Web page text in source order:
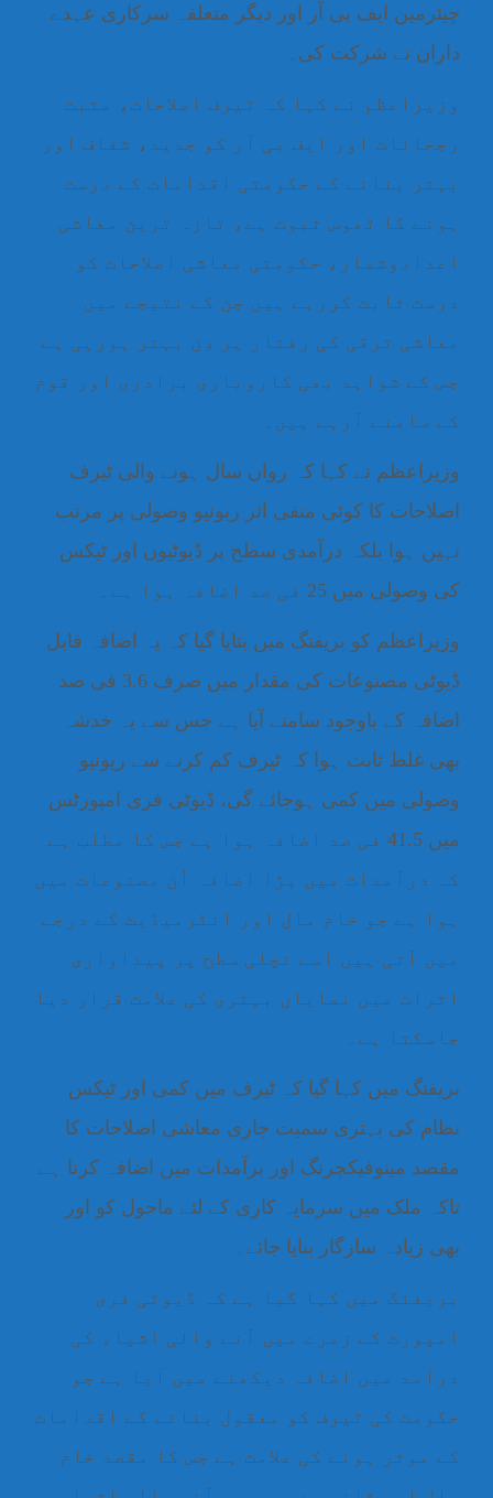
چیئرمین ایف بی آر اور دیگر متعلقہ سرکاری عہدے
داران نے شرکت کی۔
وزیراعظم نے کہا کہ ٹیرف اصلاحات، مثبت
رجحانات اور ایف بی آر کو جدید، شفاف اور
بہتر بنانے کے حکومتی اقدامات کے درست
ہونے کا ٹھوس ثبوت ہے، تازہ ترین معاشی
اعدادوشمار، حکومتی معاشی اصلاحات کو
درست ثابت کررہے ہیں جن کے نتیجے میں
معاشی ترقی کی رفتار ہر دِن بہتر ہورہی ہے
جس کے شواہد بھی کاروباری برادری اور قوم
کے سامنے آرہے ہیں۔
وزیراعظم نے کہا کہ رواں سال ہونے والی ٹیرف
اصلاحات کا کوئی منفی اثر ریونیو وصولی پر مرتب
نہیں ہوا بلکہ درآمدی سطح پر ڈیوٹیوں اور ٹیکس
کی وصولی میں 25 فی صد اضافہ ہوا ہے۔
وزیراعظم کو بریفنگ میں بتایا گیا کہ یہ اضافہ قابل
ڈیوٹی مصنوعات کی مقدار میں صرف 3.6 فی صد
اضافہ کے باوجود سامنے آیا ہے جس سے یہ خدشہ
بھی غلط ثابت ہوا کہ ٹیرف کم کرنے سے ریونیو
وصولی میں کمی ہوجائے گی، ڈیوٹی فری امپورٹس
میں 41.5 فی صد اضافہ ہوا ہے جس کا مطلب ہے
کہ درآمدات میں بڑا اضافہ اُن مصنوعات میں
ہوا ہے جو خام مال اور انٹرمیڈیٹ کے درجے
میں آتی ہیں اسے نچلی سطح پر پیداواری
اثرات میں نمایاں بہتری کی علامت قرار دیا
جاسکتا ہے۔
بریفنگ میں کہا گیا کہ ٹیرف میں کمی اور ٹیکس
نظام کی بہتری سمیت جاری معاشی اصلاحات کا
مقصد مینوفیکچرنگ اور برآمدات میں اضافہ کرنا ہے
تاکہ ملک میں سرمایہ کاری کے لئے ماحول کو اور
بھی زیادہ سازگار بنایا جائے۔
بریفنگ میں کہا گیا ہے کہ ڈیوٹی فری
امپورٹ کے زمرے میں آنے والی اشیاء کی
درآمد میں اضافہ دیکھنے میں آیا ہے جو
حکومت کی ٹیرف کو معقول بنانے کے اقدامات
کے موثر ہونے کی علامت ہے جس کا مقصد خام